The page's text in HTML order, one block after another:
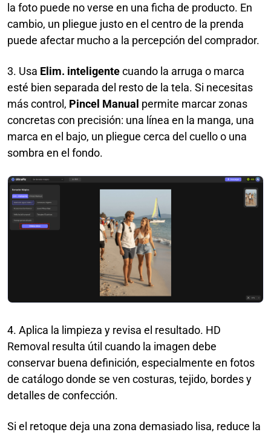
la foto puede no verse en una ficha de producto. En
cambio, un pliegue justo en el centro de la prenda
puede afectar mucho a la percepción del comprador.
3. Usa Elim. inteligentecuando la arruga o marca
esté bien separada del resto de la tela. Si necesitas
más control, Pincel Manual permite marcar zonas
concretas con precisión: una línea en la manga, una
marca en el bajo, un pliegue cerca del cuello o una
sombra en el fondo.
4. Aplica la limpieza y revisa el resultado. HD
Removal resulta útil cuando la imagen debe
conservar buena definición, especialmente en fotos
de catálogo donde se ven costuras, tejido, bordes y
detalles de confección.
Si el retoque deja una zona demasiado lisa, reduce la